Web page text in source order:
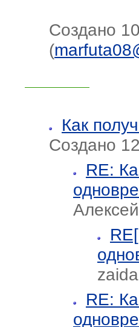
Создано
(
Как
Создано
RE:
zaida
RE: